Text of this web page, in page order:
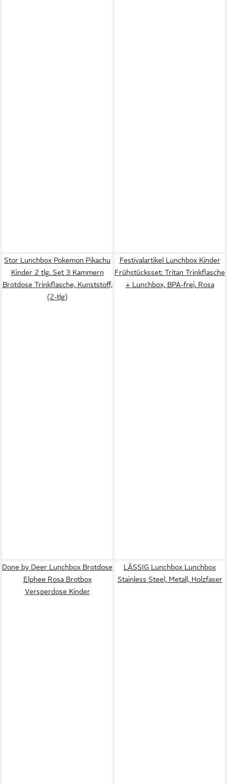
Stor Lunchbox Pokemon Pikachu
Kinder 2 tlg. Set 3 Kammern
Brotdose Trinkflasche, Kunststoff,
(2-tlg)
Festivalartikel Lunchbox Kinder
Frühstücksset: Tritan Trinkflasche
+ Lunchbox, BPA-frei, Rosa
Done by Deer Lunchbox Brotdose
Elphee Rosa Brotbox
Versperdose Kinder
LÄSSIG Lunchbox Lunchbox
Stainless Steel, Metall, Holzfaser